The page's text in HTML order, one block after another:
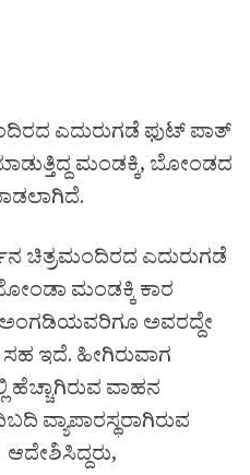
ಎದುರುಗಡೆ ಫುಟ್ ಪಾತ್
ಮಂಡಕ್ಕಿ, ಬೋಂಡದ
ಚಿತ್ರಮಂದಿರದ ಎದುರುಗಡೆ
ಮಂಡಕ್ಕಿ ಕಾರ
ಅಂಗಡಿಯವರಿಗೂ ಅವರದ್ದೇ
ಇದೆ. ಹೀಗಿರುವಾಗ
ಹೆಚ್ಚಾಗಿರುವ ವಾಹನ
ವ್ಯಾಪಾರಸ್ಥರಾಗಿರುವ